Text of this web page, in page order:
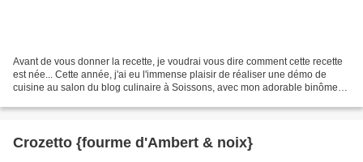
Avant de vous donner la recette, je voudrai vous dire comment cette recette
est née... Cette année, j'ai eu l'immense plaisir de réaliser une démo de
cuisine au salon du blog culinaire à Soissons, avec mon adorable binôme
Crozetto {fourme d'Ambert & noix}